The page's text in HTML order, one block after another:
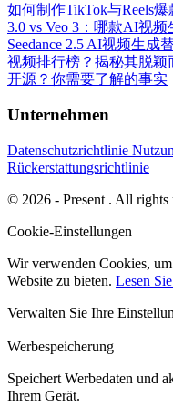
如何制作TikTok与Reels
3.0 vs Veo 3：哪款AI视
Seedance 2.5 AI视频生成
视频排行榜？揭秘其脱颖
开源？你需要了解的事实
Unternehmen
Datenschutzrichtlinie
Rückerstattungsrichtlinie
© 2026 - Present . All rights
Cookie-Einstellungen
Wir verwenden Cookies,
Website zu bieten. Lesen
Verwalten Sie Ihre
Werbespeicherung
Speichert Werbedaten und
Ihrem Gerät.